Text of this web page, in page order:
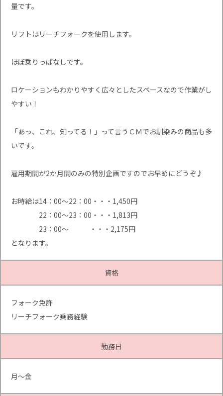
量です。
リフトはリーチフォークを使用します。
ほぼ乗りっぱなしです。
ロケーションもわかりやすく広々としたスペースなので作業がし
やすい！
「あっ、これ、知ってる！」って言うＣＭでお馴染みの商品も多
いです。
雇用期間が2か月間のみの特別企画ですのでお早めにどうぞ♪
お時給は14：00～22：00・・・1,450円
22：00～23：00・・・1,813円
23：00～ ・・・2,175円
となります。
資格
フォーク免許
リーチフォーク乗務経験
勤務日
月～金